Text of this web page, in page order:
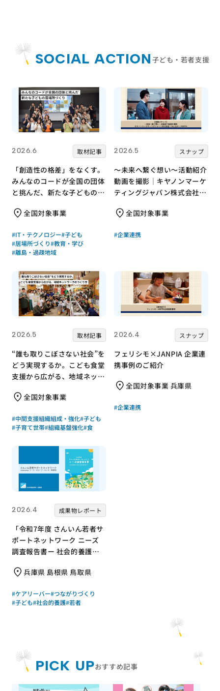
PICK UPおすすめ記事
SOCIAL ACTION 子ども・若者支援
2026.6 取材記事
「創造性の格差」をなくす。
みんなのコードが全国の団体
と挑んだ、新たな子どもの居
全国対象事業
#IT・テクノロジー#子ども
#居場所づくり#教育・学び
#離島・過疎地域
2026.5 スナップ
～未来へ繋ぐ想い～活動紹介
動画を撮影｜キヤノンマーケ
ティングジャパン株式会社×
全国対象事業
#企業連携
2026.5 取材記事
“誰も取りこぼさない社会”を
どう実現するか。こども食堂
支援から広がる、地域ネット
全国対象事業
#中間支援組織組成・強化#子ども
#子育て世帯#組織基盤強化#食
2026.4 スナップ
フェリシモ×JANPIA 企業連
携事例のご紹介
全国対象事業 兵庫県
#企業連携
2026.4 成果物レポート
「令和7年度 さんいん若者サ
ポートネットワーク ニーズ
調査報告書ー 社会的養護の
｜さんいん若者サポートネッ
ワーカーズコープ・センター
事業団）｜成果物レポート
兵庫県 島根県 鳥取県
#ケアリーバー#つながりづくり
#子ども#社会的養護#若者